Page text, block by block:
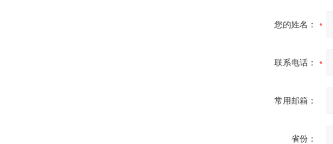
您的姓名：
联系电话：
常用邮箱：
省份：